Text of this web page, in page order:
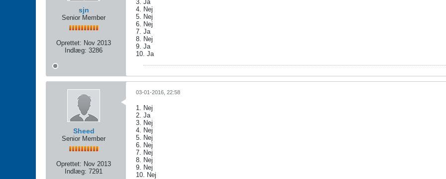
sjn
Senior Member
Oprettet: Nov 2013
Indlæg: 3286
3. Ja
4. Nej
5. Nej
6. Nej
7. Ja
8. Nej
9. Ja
10. Ja
Sheed
Senior Member
Oprettet: Nov 2013
Indlæg: 7291
03-01-2016, 22:58
1. Nej
2. Ja
3. Nej
4. Nej
5. Nej
6. Nej
7. Nej
8. Nej
9. Nej
10. Nej